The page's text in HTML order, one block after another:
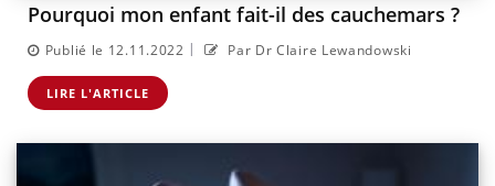
Pourquoi mon enfant fait-il des cauchemars ?
Publié le 12.11.2022 | Par Dr Claire Lewandowski
LIRE L'ARTICLE